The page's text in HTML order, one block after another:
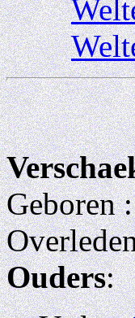
Geboren
Ouders: